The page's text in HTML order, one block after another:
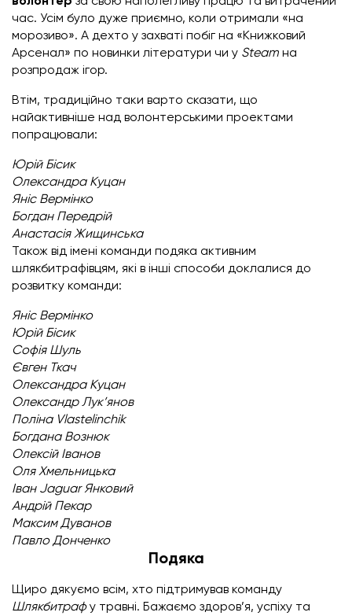
час. Усім було дуже приємно, коли отримали «на
морозиво». А дехто у захваті побіг на «Книжковий
Арсенал» по новинки літератури чи у Steam на
розпродаж ігор.
Втім, традиційно таки варто сказати, що
найактивніше над волонтерськими проектами
попрацювали:
Юрій Бісик
Олександра Куцан
Яніс Вермінко
Богдан Передрій
Анастасія Жищинська
Також від імені команди подяка активним
шлякбитрафівцям, які в інші способи доклалися до
розвитку команди:
Яніс Вермінко
Юрій Бісик
Софія Шуль
Євген Ткач
Олександра Куцан
Олександр Лук’янов
Поліна Vlastelinchik
Богдана Вознюк
Олексій Іванов
Оля Хмельницька
Іван Jaguar Янковий
Андрій Пекар
Максим Дуванов
Павло Донченко
Подяка
Щиро дякуємо всім, хто підтримував команду
Шлякбитрафу травні. Бажаємо здоров’я, успіху та